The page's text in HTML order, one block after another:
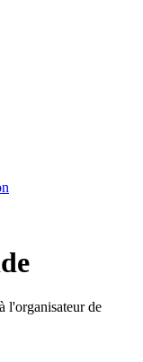
l'organisateur de